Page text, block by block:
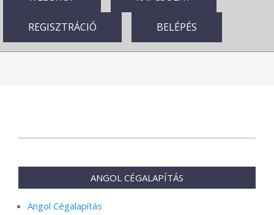
REGISZTRÁCIÓ BELÉPÉS
ANGOL CÉGALAPÍTÁS
Angol Cégalapítás